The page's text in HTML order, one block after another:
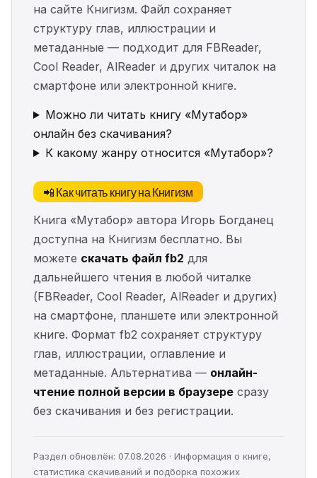
на сайте Книгизм. Файл сохраняет
структуру глав, иллюстрации и
метаданные — подходит для FBReader,
Cool Reader, AlReader и других читалок на
смартфоне или электронной книге.
Можно ли читать книгу «Мутабор»
онлайн без скачивания?
К какому жанру относится «Мутабор»?
📲 Как читать книгу на Книгизм
Книга «Мутабор» автора Игорь Богданец
доступна на Книгизм бесплатно. Вы
можете скачать файл fb2 для
дальнейшего чтения в любой читалке
(FBReader, Cool Reader, AlReader и других)
на смартфоне, планшете или электронной
книге. Формат fb2 сохраняет структуру
глав, иллюстрации, оглавление и
метаданные. Альтернатива — онлайн-
чтение полной версии в браузере сразу
без скачивания и без регистрации.
Раздел обновлён: 07.08.2026 · Информация о книге,
статистика скачиваний и подборка похожих